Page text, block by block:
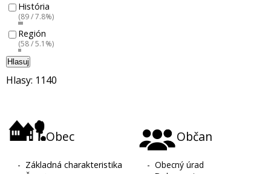
História
(89 / 7.8%)
Región
(58 / 5.1%)
Hlasuj
Hlasy: 1140
Obec
- Základná charakteristika
Občan
-Obecný úrad